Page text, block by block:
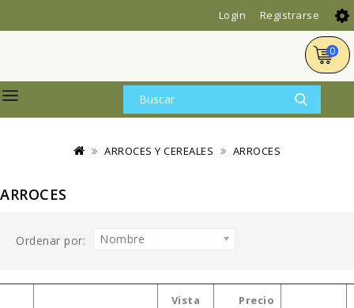
Login Registrarse
0
ARROCES Y CEREALES ARROCES
ARROCES
Ordenar por: Nombre
Vista
Precio